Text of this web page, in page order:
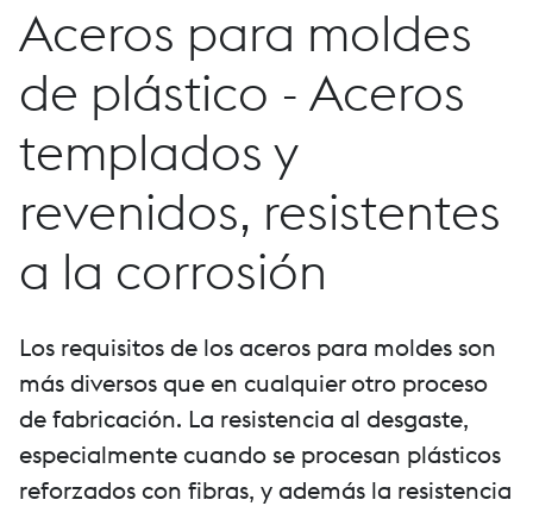
Aceros para moldes
de plástico - Aceros
templados y
revenidos, resistentes
a la corrosión
Los requisitos de los aceros para moldes son
más diversos que en cualquier otro proceso
de fabricación. La resistencia al desgaste,
especialmente cuando se procesan plásticos
reforzados con fibras, y además la resistencia